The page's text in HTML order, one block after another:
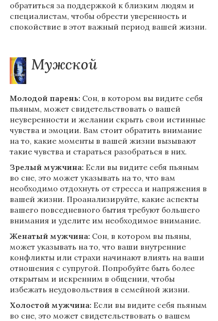
обратиться за поддержкой к близким людям и
специалистам, чтобы обрести уверенность и
спокойствие в этот важный период вашей жизни.
Мужской
Молодой парень: Сон, в котором вы видите себя
пьяным, может свидетельствовать о вашей
неуверенности и желании скрыть свои истинные
чувства и эмоции. Вам стоит обратить внимание
на то, какие моменты в вашей жизни вызывают
такие чувства и стараться разобраться в них.
Зрелый мужчина: Если вы видите себя пьяным
во сне, это может указывать на то, что вам
необходимо отдохнуть от стресса и напряжения в
вашей жизни. Проанализируйте, какие аспекты
вашего повседневного бытия требуют большего
внимания и уделите им необходимое внимание.
Женатый мужчина: Сон, в котором вы пьяны,
может указывать на то, что ваши внутренние
конфликты или страхи начинают влиять на ваши
отношения с супругой. Попробуйте быть более
открытым и искренним в общении, чтобы
избежать неудовольствия в семейной жизни.
Холостой мужчина: Если вы видите себя пьяным
во сне, это может свидетельствовать о вашем